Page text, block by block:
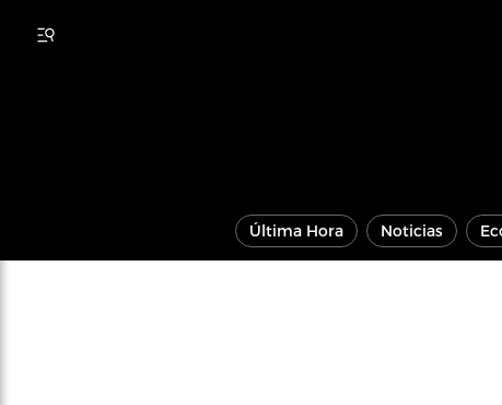
Última Hora Noticias